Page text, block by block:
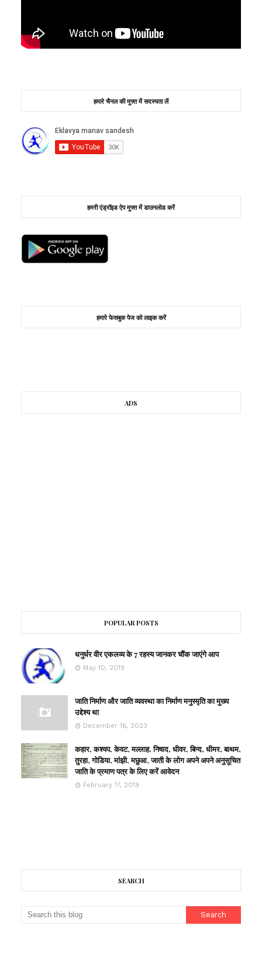
हमारे चैनल की मुफ्त में सदस्यता लें
हमरी एंड्रॉइड ऐप मुफ्त में डाउनलोड करें
हमारे फेसबुक पेज को लाइक करें
ADS
POPULAR POSTS
धनुर्धर वीर एकलव्य के 7 रहस्य जानकर चौंक जाएंगे आप
May 10, 2019
जाति निर्माण और जाति व्यवस्था का निर्माण मनुस्मृति का मुख्य
उद्देश्य था
December 16, 2023
कहार, कश्यप, केवट, मल्लाह, निषाद, धीवर, बिन्द, धीमर, बाथम,
तुरहा, गोडिया, मांझी, मछुआ, जाती के लोग अपने अपने अनुसूचित
जाति के प्रमाण पत्र के लिए करें आवेदन
February 17, 2019
SEARCH